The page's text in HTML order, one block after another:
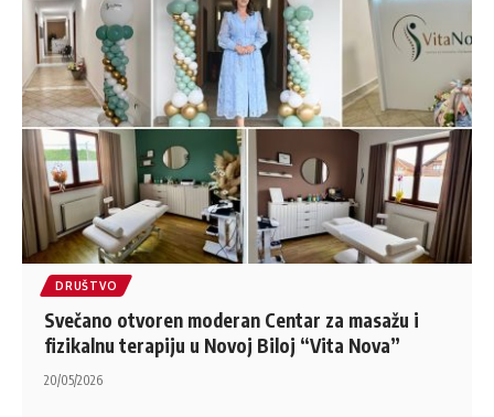
DRUŠTVO
Svečano otvoren moderan Centar za masažu i
fizikalnu terapiju u Novoj Biloj “Vita Nova”
20/05/2026